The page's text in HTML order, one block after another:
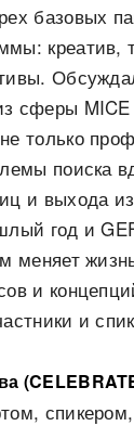
базовых
креатив,
сферы
только
поиска
и выхода
год и
меняет
и
и